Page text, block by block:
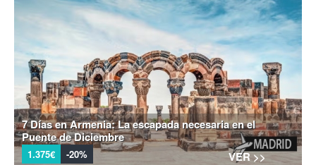
7 Días en Armenia: La escapada necesaria en el
Puente de Diciembre
1.375€ -20% VER >>